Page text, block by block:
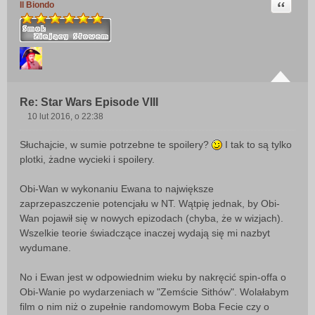
Il Biondo
Re: Star Wars Episode VIII
Cytuj
s
t
10 lut 2016, o 22:38
Słuchajcie, w sumie potrzebne te spoilery?
I tak to są tylko
plotki, żadne wycieki i spoilery.
Obi-Wan w wykonaniu Ewana to największe
zaprzepaszczenie potencjału w NT. Wątpię jednak, by Obi-
Wan pojawił się w nowych epizodach (chyba, że w wizjach).
Wszelkie teorie świadczące inaczej wydają się mi nazbyt
wydumane.
No i Ewan jest w odpowiednim wieku by nakręcić spin-offa o
Obi-Wanie po wydarzeniach w "Zemście Sithów". Wolałabym
film o nim niż o zupełnie randomowym Boba Fecie czy o